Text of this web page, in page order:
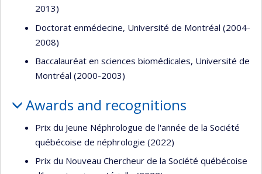
2013)
Doctorat enmédecine, Université de Montréal (2004-
2008)
Baccalauréat en sciences biomédicales, Université de
Montréal (2000-2003)
Awards and recognitions
Prix du Jeune Néphrologue de l'année de la Société
québécoise de néphrologie (2022)
Prix du Nouveau Chercheur de la Société québécoise